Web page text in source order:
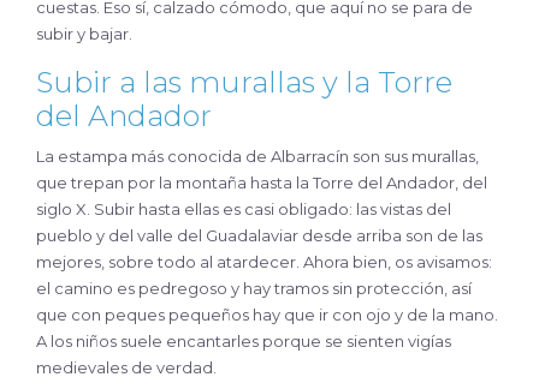
cuestas. Eso sí, calzado cómodo, que aquí no se para de
subir y bajar.
Subir a las murallas y la Torre
del Andador
La estampa más conocida de Albarracín son sus murallas,
que trepan por la montaña hasta la Torre del Andador, del
siglo X. Subir hasta ellas es casi obligado: las vistas del
pueblo y del valle del Guadalaviar desde arriba son de las
mejores, sobre todo al atardecer. Ahora bien, os avisamos:
el camino es pedregoso y hay tramos sin protección, así
que con peques pequeños hay que ir con ojo y de la mano.
A los niños suele encantarles porque se sienten vigías
medievales de verdad.